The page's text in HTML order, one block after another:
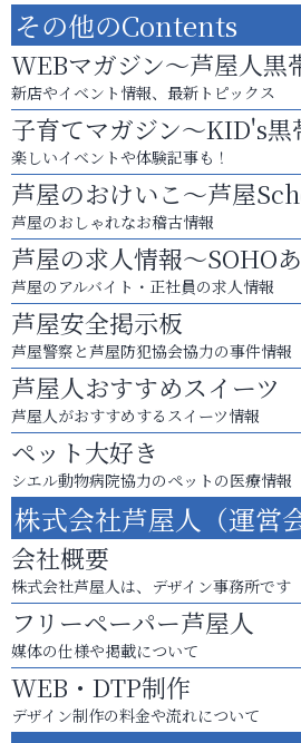
その他のContents
WEBマガジン～芦屋人黒
新店やイベント情報、最新トピックス
子育てマガジン～KID's黒
楽しいイベントや体験記事も！
芦屋のおけいこ～芦屋
芦屋のおしゃれなお稽古情報
芦屋の求人情報～SOHO
芦屋のアルバイト・正社員の求人情報
芦屋安全掲示板
芦屋警察と芦屋防犯協会協力の事件情報
芦屋人おすすめスイーツ
芦屋人がおすすめするスイーツ情報
ペット大好き
シエル動物病院協力のペットの医療情報
株式会社芦屋人（運営
会社概要
株式会社芦屋人は、デザイン事務所です
フリーペーパー芦屋人
媒体の仕様や掲載について
WEB・DTP制作
デザイン制作の料金や流れについて